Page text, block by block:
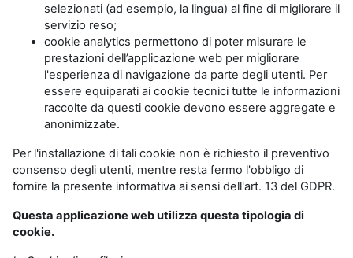
selezionati (ad esempio, la lingua) al fine di migliorare il
servizio reso;
cookie analytics permettono di poter misurare le
prestazioni dell’applicazione web per migliorare
l'esperienza di navigazione da parte degli utenti. Per
essere equiparati ai cookie tecnici tutte le informazioni
raccolte da questi cookie devono essere aggregate e
anonimizzate.
Per l'installazione di tali cookie non è richiesto il preventivo
consenso degli utenti, mentre resta fermo l'obbligo di
fornire la presente informativa ai sensi dell'art. 13 del GDPR.
Questa applicazione web utilizza questa tipologia di
cookie.